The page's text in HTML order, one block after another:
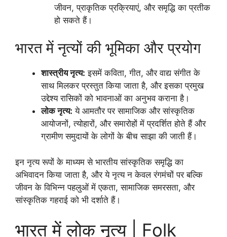
जीवन, प्राकृतिक प्रक्रियाएं, और समृद्धि का प्रतीक
हो सकते हैं।
भारत में नृत्यों की भूमिका और प्रयोग
शास्त्रीय नृत्य: इसमें कविता, गीत, और वाद्य संगीत के
साथ मिलकर प्रस्तुत किया जाता है, और इसका प्रमुख
उद्देश्य रासिकों को भावनाओं का अनुभव कराना है।
लोक नृत्य: ये आमतौर पर सामाजिक और सांस्कृतिक
आयोजनों, त्योहारों, और समारोहों में प्रदर्शित होते हैं और
ग्रामीण समुदायों के लोगों के बीच साझा की जाती हैं।
इन नृत्य रूपों के माध्यम से भारतीय सांस्कृतिक समृद्धि का
अभिवादन किया जाता है, और ये नृत्य न केवल रंगमंचों पर बल्कि
जीवन के विभिन्न पहलुओं में एकता, सामाजिक समरसता, और
सांस्कृतिक गहराई को भी दर्शाते हैं।
भारत में लोक नृत्य | Folk